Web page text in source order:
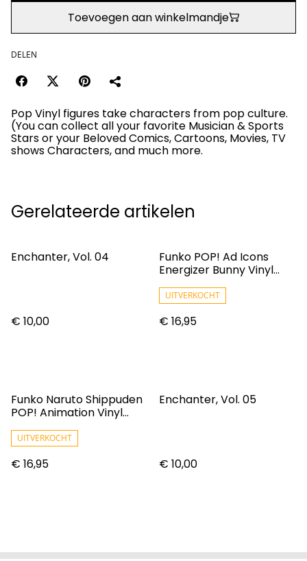
Toevoegen aan winkelmandje
DELEN
Pop Vinyl figures take characters from pop culture.
(You can collect all your favorite Musician & Sports
Stars or your Beloved Comics, Cartoons, Movies, TV
shows Characters, and much more.
Gerelateerde artikelen
Enchanter, Vol. 04
€ 10,00
Funko POP! Ad Icons
Energizer Bunny Vinyl
UITVERKOCHT
€ 16,95
Funko Naruto Shippuden
POP! Animation Vinyl
UITVERKOCHT
€ 16,95
Enchanter, Vol. 05
€ 10,00